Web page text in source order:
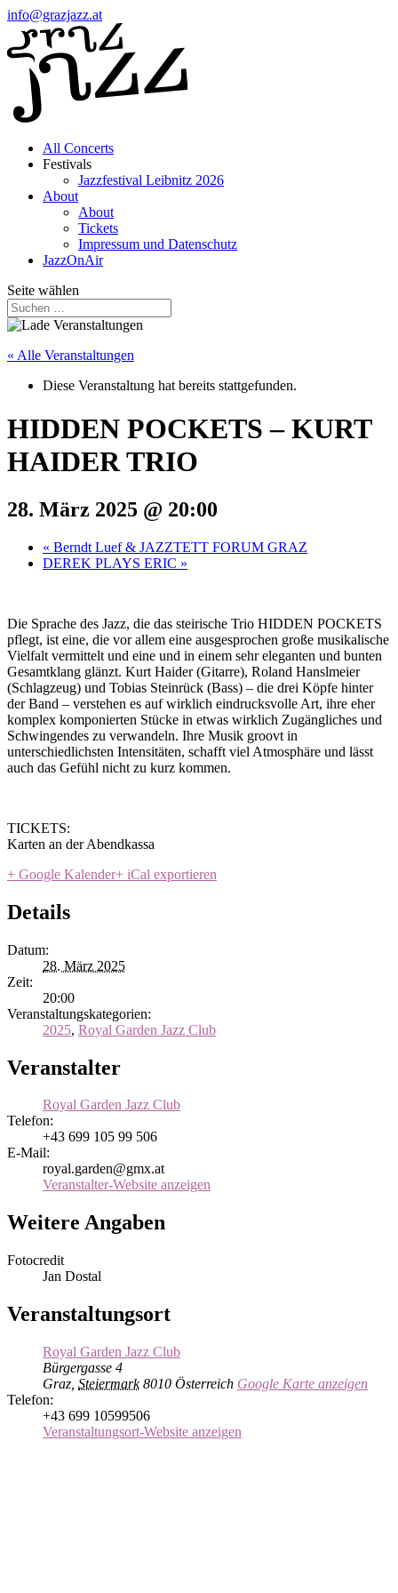
info@grazjazz.at
All Concerts
Festivals
Jazzfestival Leibnitz 2026
About
About
Tickets
Impressum und Datenschutz
JazzOnAir
Seite wählen
« Alle Veranstaltungen
Diese Veranstaltung hat bereits stattgefunden.
HIDDEN POCKETS – KURT
HAIDER TRIO
28. März 2025 @ 20:00
« Berndt Luef & JAZZTETT FORUM GRAZ
DEREK PLAYS ERIC »
Die Sprache des Jazz, die das steirische Trio HIDDEN POCKETS
pflegt, ist eine, die vor allem eine ausgesprochen große musikalische
Vielfalt vermittelt und eine und in einem sehr eleganten und bunten
Gesamtklang glänzt. Kurt Haider (Gitarre), Roland Hanslmeier
(Schlagzeug) und Tobias Steinrück (Bass) – die drei Köpfe hinter
der Band – verstehen es auf wirklich eindrucksvolle Art, ihre eher
komplex komponierten Stücke in etwas wirklich Zugängliches und
Schwingendes zu verwandeln. Ihre Musik groovt in
unterschiedlichsten Intensitäten, schafft viel Atmosphäre und lässt
auch das Gefühl nicht zu kurz kommen.
TICKETS:
Karten an der Abendkassa
+ Google Kalender+ iCal exportieren
Details
Datum:
28. März 2025
Zeit:
20:00
Veranstaltungskategorien:
2025, Royal Garden Jazz Club
Veranstalter
Royal Garden Jazz Club
Telefon:
+43 699 105 99 506
E-Mail:
royal.garden@gmx.at
Veranstalter-Website anzeigen
Weitere Angaben
Fotocredit
Jan Dostal
Veranstaltungsort
Royal Garden Jazz Club
Bürgergasse 4
Graz Steiermark 8010 Österreich Google Karte anzeigen
Telefon:
+43 699 10599506
Veranstaltungsort-Website anzeigen